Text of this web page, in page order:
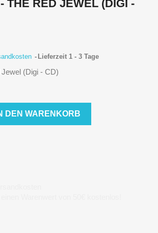
THE RED JEWEL (DIGI -
Lieferzeit 1 - 3 Tage
(Digi - CD)
DEN WARENKORB